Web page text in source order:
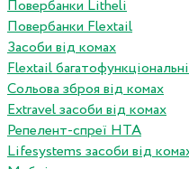
Повербанки Litheli
Повербанки Flextail
Засоби від комах
Flextail
Сольова зброя від комах
Extravel засоби від комах
Репелент-спреї HTA
Lifesystems засоби від